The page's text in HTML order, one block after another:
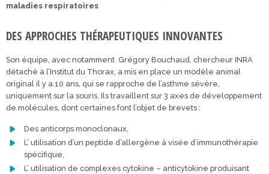
maladies respiratoires
DES APPROCHES THÉRAPEUTIQUES INNOVANTES
Son équipe, avec notamment Grégory Bouchaud, chercheur INRA
détaché à l’Institut du Thorax, a mis en place un modèle animal
original il y a 10 ans, qui se rapproche de l’asthme sévère,
uniquement sur la souris. Ils travaillent sur 3 axes de développement
de molécules, dont certaines font l’objet de brevets :
Des anticorps monoclonaux,
L’ utilisation d’un peptide d’allergène à visée d’immunothérapie
spécifique,
L’ utilisation de complexes cytokine – anticytokine produisant